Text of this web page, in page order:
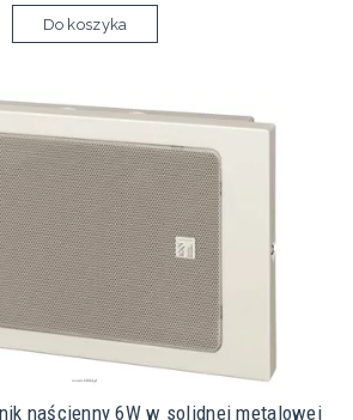
Do koszyka
naścienny 6W w solidnej metalowej